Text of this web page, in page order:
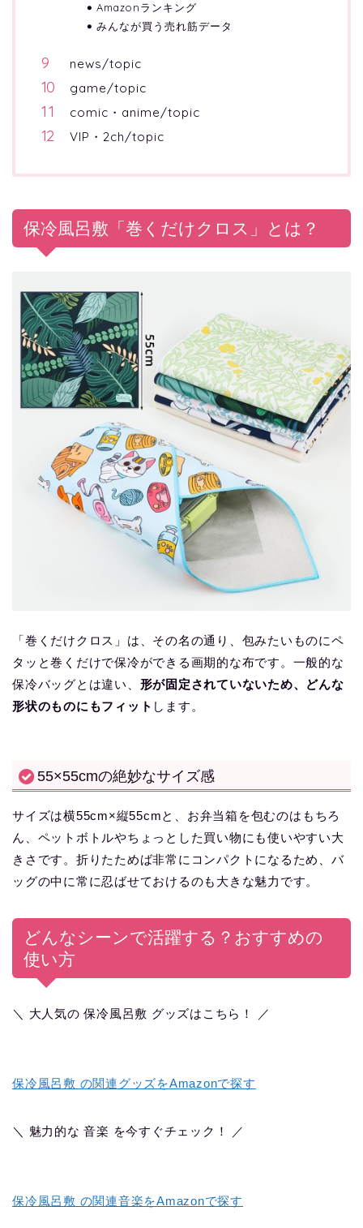
Amazonランキング
みんなが買う売れ筋データ
news/topic
game/topic
comic・anime/topic
VIP・2ch/topic
保冷風呂敷「巻くだけクロス」とは？
「巻くだけクロス」は、その名の通り、包みたいものにペ
タッと巻くだけで保冷ができる画期的な布です。一般的な
保冷バッグとは違い、 形が固定されていないため、どんな
形状のものにもフィット します。
55×55cmの絶妙なサイズ感
サイズは横55cm×縦55cmと、お弁当箱を包むのはもちろ
ん、ペットボトルやちょっとした買い物にも使いやすい大
きさです。折りたためば非常にコンパクトになるため、バ
ッグの中に常に忍ばせておけるのも大きな魅力です。
どんなシーンで活躍する？おすすめの
使い方
＼ 大人気の 保冷風呂敷 グッズはこちら！ ／
保冷風呂敷 の関連グッズをAmazonで探す
＼ 魅力的な 音楽 を今すぐチェック！ ／
保冷風呂敷 の関連音楽をAmazonで探す